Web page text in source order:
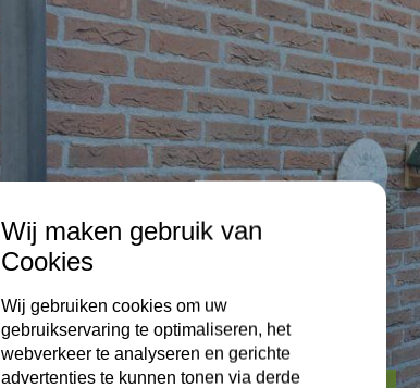
Wij maken gebruik van
Cookies
Wij gebruiken cookies om uw
gebruikservaring te optimaliseren, het
webverkeer te analyseren en gerichte
advertenties te kunnen tonen via derde